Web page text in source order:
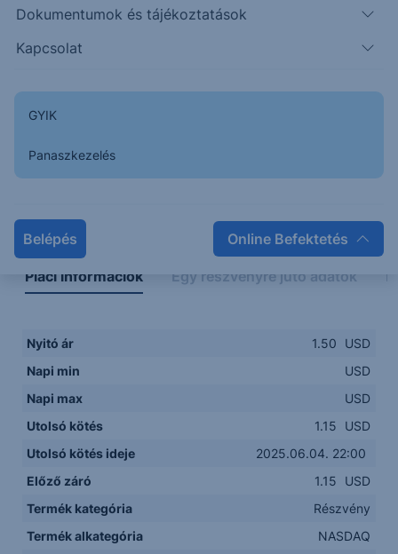
Dokumentumok és tájékoztatások
Kapcsolat
GYIK
Panaszkezelés
Belépés Online Befektetés
Napon belüli Historikus
Piaci információk Egy részvényre jutó adatok
Nyitó ár 1.50
USD
Napi min
USD
Napi max
USD
Utolsó kötés
1.15
USD
Utolsó kötés ideje
2025.06.04. 22:00
Előző záró
1.15
USD
Termék kategória
Részvény
Termék alkategória
NASDAQ